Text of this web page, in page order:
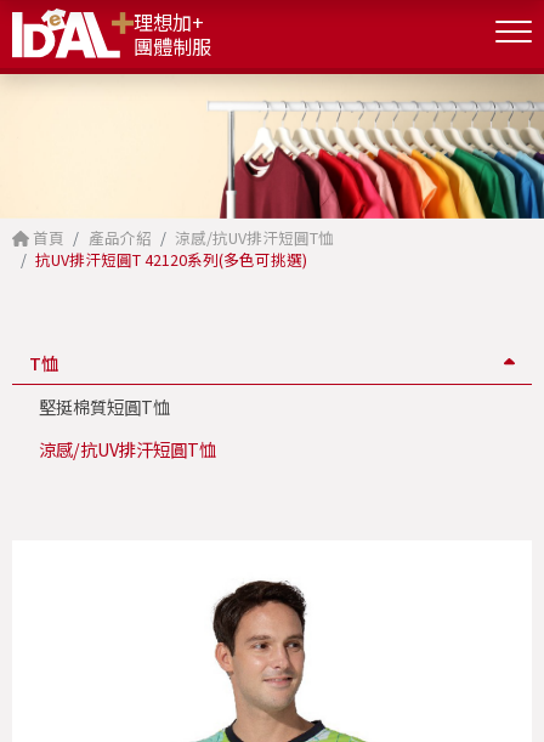
理想加+
團體制服
首頁 產品介紹
涼感/抗UV排汗短圓T恤
抗UV排汗短圓T 42120系列(多色可挑選)
T恤
堅挺棉質短圓T恤
涼感/抗UV排汗短圓T恤